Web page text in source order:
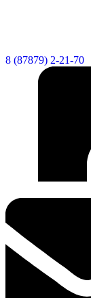
8 (87879) 2-21-70